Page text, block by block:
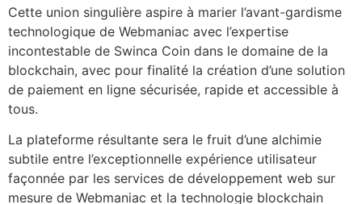
Cette union singulière aspire à marier l’avant-gardisme
technologique de Webmaniac avec l’expertise
incontestable de Swinca Coin dans le domaine de la
blockchain, avec pour finalité la création d’une solution
de paiement en ligne sécurisée, rapide et accessible à
tous.
La plateforme résultante sera le fruit d’une alchimie
subtile entre l’exceptionnelle expérience utilisateur
façonnée par les services de développement web sur
mesure de Webmaniac et la technologie blockchain